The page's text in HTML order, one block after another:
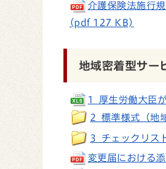
介護保険法施行
(pdf 127 KB)
地域密着型サー
1_厚生労働大臣
2_標準様式（
3_チェックリス
変更届における